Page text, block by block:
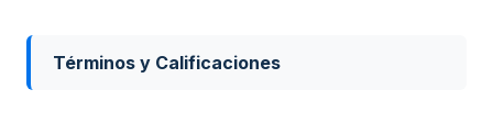
Términos y Calificaciones